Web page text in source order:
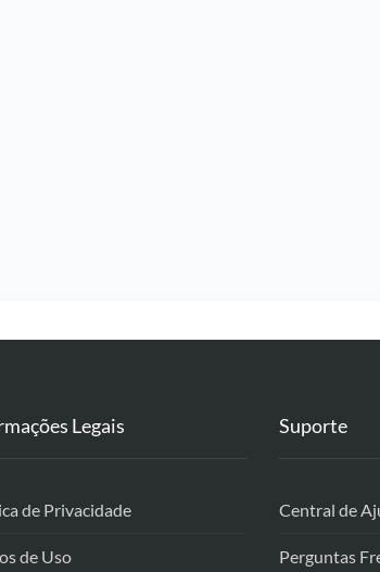
Legais
de Privacidade
de Uso
Suporte
Central de
Perguntas